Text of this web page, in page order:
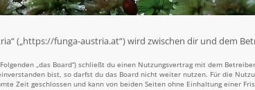
(„https://funga-austria.at“) wird zwischen dir und dem
„das Board“) schließt du einen Nutzungsvertrag mit dem
bist, so darfst du das Board nicht weiter nutzen. Für die
Zeit geschlossen und kann von beiden Seiten ohne Einhaltung einer